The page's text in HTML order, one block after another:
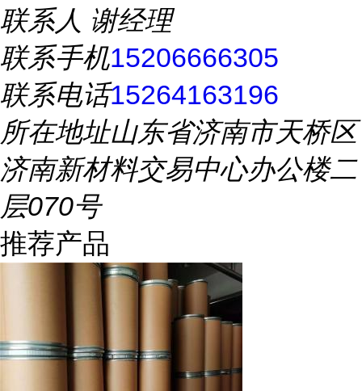
联系人 谢经理
联系手机15206666305
联系电话15264163196
所在地址山东省济南市天桥区
济南新材料交易中心办公楼二
层070号
推荐产品